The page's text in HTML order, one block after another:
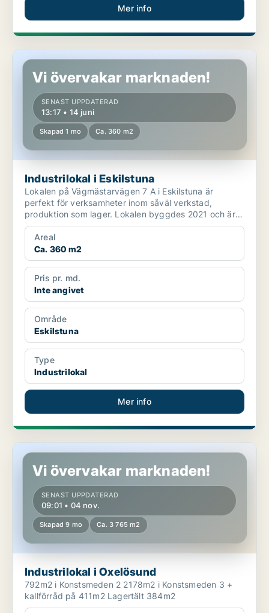
Mer info
Industrilokal i Eskilstuna
Vi övervakar marknaden!
SENAST UPPDATERAD
13:17 • 14 juni
Skapad 1 mo Ca. 360 m2
Industrilokal i Eskilstuna
Lokalen på Vägmästarvägen 7 A i Eskilstuna är
perfekt för verksamheter inom såväl verkstad,
produktion som lager. Lokalen byggdes 2021 och är i
toppskick ...
Areal
Ca. 360 m2
Pris pr. md.
Inte angivet
Område
Eskilstuna
Type
Industrilokal
Mer info
Industrilokal i Oxelösund
Vi övervakar marknaden!
SENAST UPPDATERAD
09:01 • 04 nov.
Skapad 9 mo Ca. 3 765 m2
Industrilokal i Oxelösund
792m2 i Konstsmeden 2 2178m2 i Konstsmeden 3 +
kallförråd på 411m2 Lagertält 384m2